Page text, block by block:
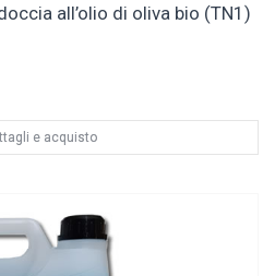
all’olio di oliva bio (TN1)
e acquisto